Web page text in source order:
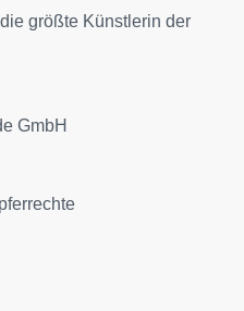
größte Künstlerin der
GmbH